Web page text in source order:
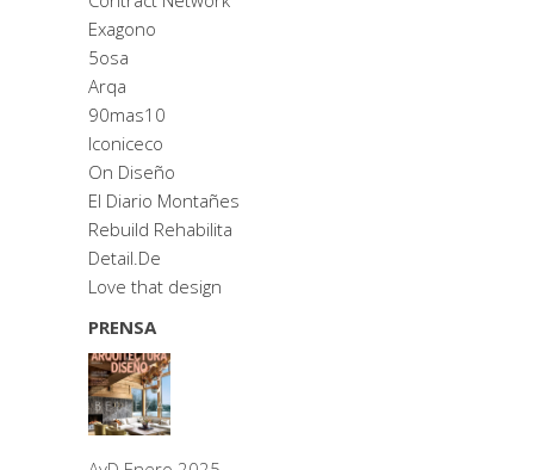
Exagono
5osa
Arqa
90mas10
Iconiceco
On Diseño
El Diario Montañes
Rebuild Rehabilita
Detail.De
Love that design
PRENSA